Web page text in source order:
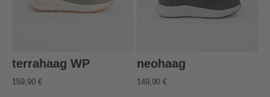
terrahaag WP
159,90 €
neohaag
149,90 €